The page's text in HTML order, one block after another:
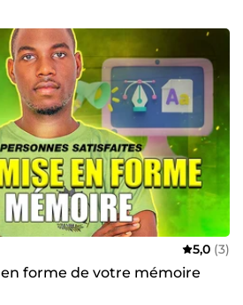
5,0 (3)
en forme de votre mémoire